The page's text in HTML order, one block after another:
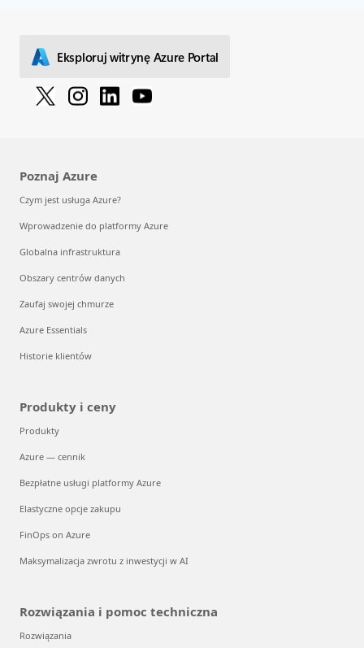
Eksploruj witrynę Azure Portal
Poznaj Azure
Czym jest usługa Azure?
Wprowadzenie do platformy Azure
Globalna infrastruktura
Obszary centrów danych
Zaufaj swojej chmurze
Azure Essentials
Historie klientów
Produkty i ceny
Produkty
Azure — cennik
Bezpłatne usługi platformy Azure
Elastyczne opcje zakupu
FinOps on Azure
Maksymalizacja zwrotu z inwestycji w AI
Rozwiązania i pomoc techniczna
Rozwiązania